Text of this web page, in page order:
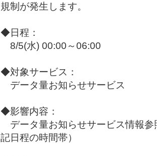
規制が発生します。
◆日程：
8/5(水) 00:00～06:00
◆対象サービス：
データ量お知らせサービス
◆影響内容：
データ量お知らせサービス情
記日程の時間帯）